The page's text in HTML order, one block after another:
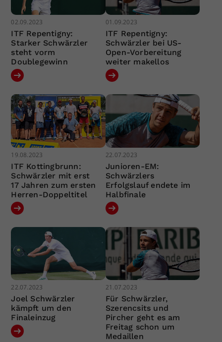
02.09.2023
ITF Repentigny:
Starker Schwärzler
steht vorm
Doublegewinn
01.09.2023
ITF Repentigny:
Schwärzler bei US-
Open-Vorbereitung
weiter makellos
19.08.2023
ITF Kottingbrunn:
Schwärzler mit erst
17 Jahren zum ersten
Herren-Doppeltitel
22.07.2023
Junioren-EM:
Schwärzlers
Erfolgslauf endete im
Halbfinale
22.07.2023
Joel Schwärzler
kämpft um den
Finaleinzug
21.07.2023
Für Schwärzler,
Szerencsits und
Pircher geht es am
Freitag schon um
Medaillen